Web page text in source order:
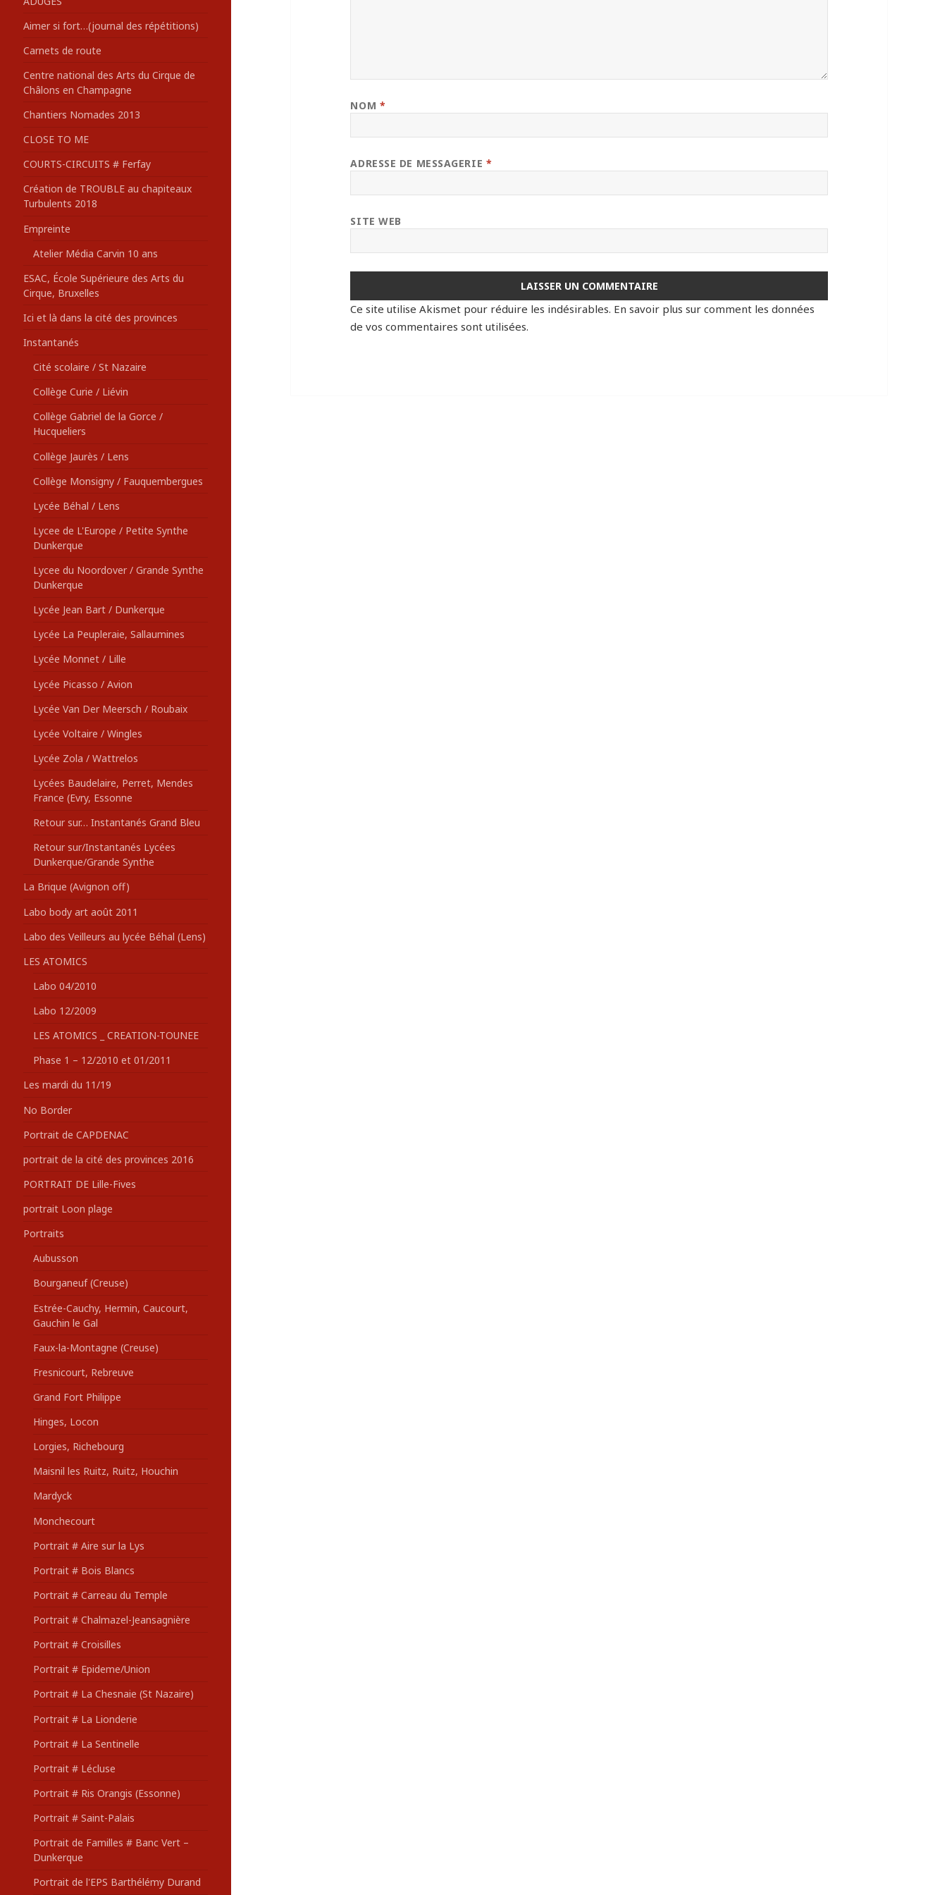
:Aimer si fort…(journal des répétitions)
Carnets de route
Centre national des Arts du Cirque de
Châlons en Champagne
Chantiers Nomades 2013
CLOSE TO ME
COURTS-CIRCUITS # Ferfay
Création de TROUBLE au chapiteaux
Turbulents 2018
Empreinte
Atelier Média Carvin 10 ans
ESAC, École Supérieure des Arts du
Cirque, Bruxelles
Ici et là dans la cité des provinces
Instantanés
Cité scolaire / St Nazaire
Collège Curie / Liévin
Collège Gabriel de la Gorce /
Hucqueliers
Collège Jaurès / Lens
Collège Monsigny / Fauquembergues
Lycée Béhal / Lens
Lycee de L'Europe / Petite Synthe
Dunkerque
Lycee du Noordover / Grande Synthe
Dunkerque
Lycée Jean Bart / Dunkerque
Lycée La Peupleraie, Sallaumines
Lycée Monnet / Lille
Lycée Picasso / Avion
Lycée Van Der Meersch / Roubaix
Lycée Voltaire / Wingles
Lycée Zola / Wattrelos
Lycées Baudelaire, Perret, Mendes
France (Evry, Essonne
Retour sur… Instantanés Grand Bleu
Retour sur/Instantanés Lycées
Dunkerque/Grande Synthe
La Brique (Avignon off)
Labo body art août 2011
Labo des Veilleurs au lycée Béhal (Lens)
LES ATOMICS
Labo 04/2010
Labo 12/2009
LES ATOMICS _ CREATION-TOUNEE
Phase 1 – 12/2010 et 01/2011
Les mardi du 11/19
No Border
Portrait de CAPDENAC
portrait de la cité des provinces 2016
PORTRAIT DE Lille-Fives
portrait Loon plage
Portraits
Aubusson
Bourganeuf (Creuse)
Estrée-Cauchy, Hermin, Caucourt,
Gauchin le Gal
Faux-la-Montagne (Creuse)
Fresnicourt, Rebreuve
Grand Fort Philippe
Hinges, Locon
Lorgies, Richebourg
Maisnil les Ruitz, Ruitz, Houchin
Mardyck
Monchecourt
Portrait # Aire sur la Lys
Portrait # Bois Blancs
Portrait # Carreau du Temple
Portrait # Chalmazel-Jeansagnière
Portrait # Croisilles
Portrait # Epideme/Union
Portrait # La Chesnaie (St Nazaire)
Portrait # La Lionderie
Portrait # La Sentinelle
Portrait # Lécluse
Portrait # Ris Orangis (Essonne)
Portrait # Saint-Palais
Portrait de Familles # Banc Vert –
Dunkerque
Portrait de l'EPS Barthélémy Durand
NOM *
ADRESSE DE MESSAGERIE *
SITE WEB
Ce site utilise Akismet pour réduire les indésirables. En savoir plus sur comment les données
de vos commentaires sont utilisées.